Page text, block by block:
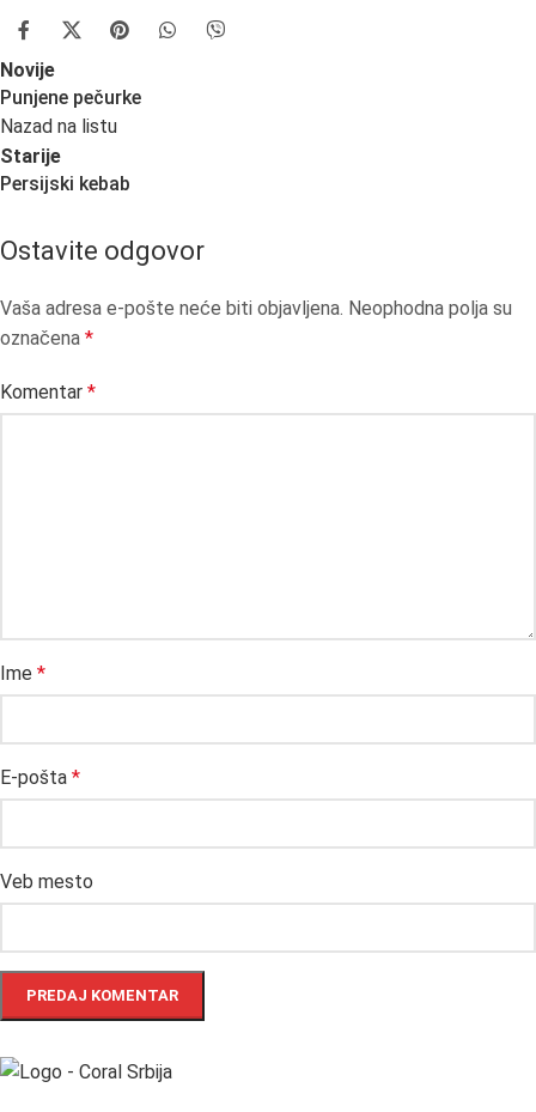
SEP
Novije
Punjene pečurke
Nazad na listu
Starije
Persijski kebab
Ostavite odgovor
Vaša adresa e-pošte neće biti objavljena. Neophodna polja su
označena *
Komentar *
Ime *
E-pošta *
Veb mesto